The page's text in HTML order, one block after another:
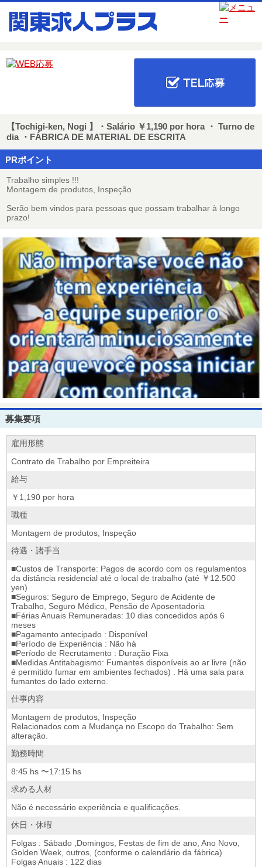
更新日：2025年7月8日
【派遣社員】
【Tochigi-ken, Nogi 】・Salário ￥1,190 por hora ・ Turno de
dia ・FÁBRICA DE MATERIAL DE ESCRITA
PRポイント
Trabalho simples !!!
Montagem de produtos, Inspeção
Serão bem vindos para pessoas que possam trabalhar à longo
prazo!
募集要項
雇用形態
Contrato de Trabalho por Empreiteira
給与
￥1,190 por hora
職種
Montagem de produtos, Inspeção
待遇・諸手当
■Custos de Transporte: Pagos de acordo com os regulamentos
da distância residencial até o local de trabalho (até ￥12.500
yen)
■Seguros: Seguro de Emprego, Seguro de Acidente de
Trabalho, Seguro Médico, Pensão de Aposentadoria
■Férias Anuais Remuneradas: 10 dias concedidos após 6
meses
■Pagamento antecipado : Disponível
■Período de Experiência : Não há
■Período de Recrutamento : Duração Fixa
■Medidas Antitabagismo: Fumantes disponíveis ao ar livre (não
é permitido fumar em ambientes fechados) . Há uma sala para
fumantes do lado externo.
仕事内容
Montagem de produtos, Inspeção
Relacionados com a Mudança no Escopo do Trabalho: Sem
alteração.
勤務時間
8:45 hs 〜17:15 hs
求める人材
Não é necessário experiência e qualificações.
休日・休暇
Folgas : Sábado ,Domingos, Festas de fim de ano, Ano Novo,
Golden Week, outros, (conforme o calendário da fábrica)
Folgas Anuais : 122 dias